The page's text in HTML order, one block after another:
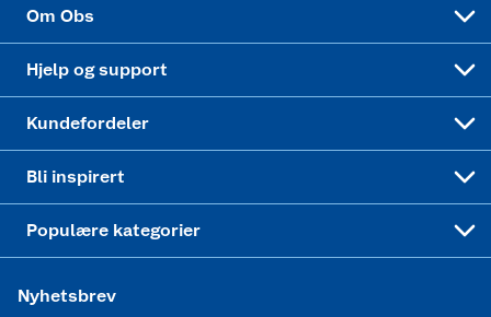
Om Obs
Hjelp og support
Kundefordeler
Bli inspirert
Populære kategorier
Nyhetsbrev